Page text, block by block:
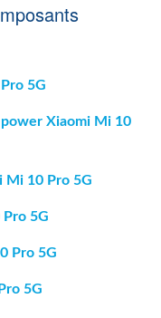
5G
power Xiaomi Mi 10
Mi 10 Pro 5G
5G
Pro 5G
5G